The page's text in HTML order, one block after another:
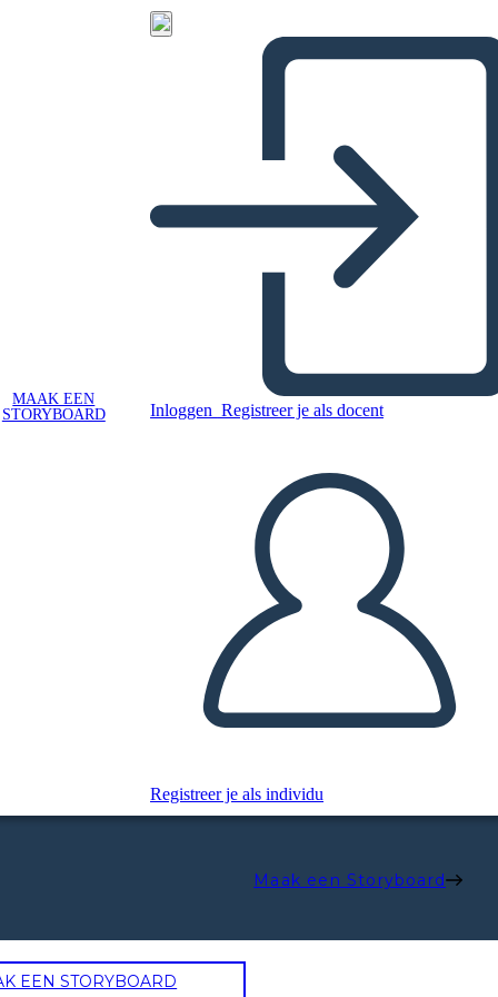
MAAK EEN
STORYBOARD
Inloggen Registreer je als docent
Registreer je als individu
Maak een Storyboard
EEN STORYBOARD